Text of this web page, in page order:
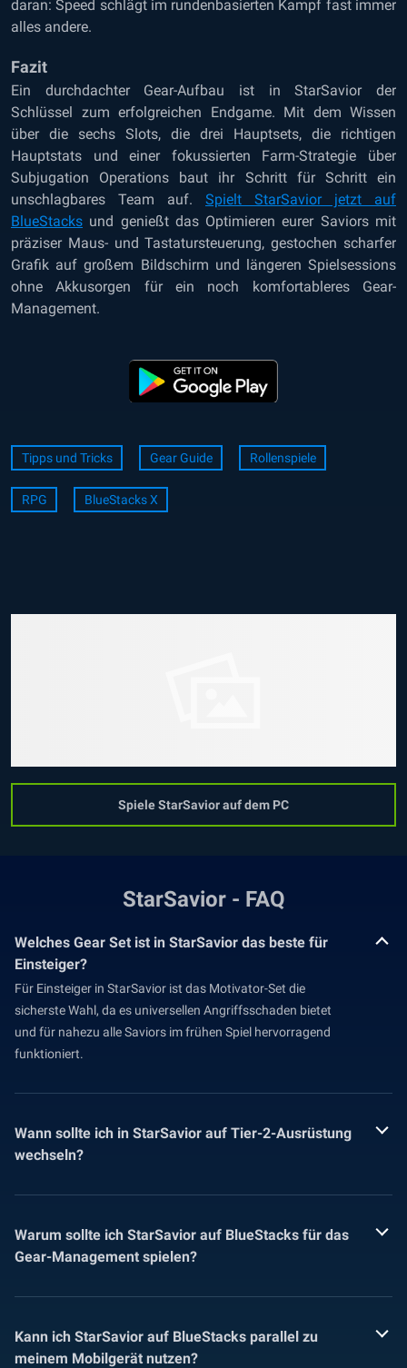
daran: Speed schlägt im rundenbasierten Kampf fast immer
alles andere.
Fazit
Ein durchdachter Gear-Aufbau ist in StarSavior der
Schlüssel zum erfolgreichen Endgame. Mit dem Wissen
über die sechs Slots, die drei Hauptsets, die richtigen
Hauptstats und einer fokussierten Farm-Strategie über
Subjugation Operations baut ihr Schritt für Schritt ein
unschlagbares Team auf. Spielt StarSavior jetzt auf
BlueStacks und genießt das Optimieren eurer Saviors mit
präziser Maus- und Tastatursteuerung, gestochen scharfer
Grafik auf großem Bildschirm und längeren Spielsessions
ohne Akkusorgen für ein noch komfortableres Gear-
Management.
Tipps und Tricks Gear Guide Rollenspiele
RPG BlueStacks X
Spiele StarSavior auf dem PC
StarSavior - FAQ
Welches Gear Set ist in StarSavior das beste für
Einsteiger?
Für Einsteiger in StarSavior ist das Motivator-Set die
sicherste Wahl, da es universellen Angriffsschaden bietet
und für nahezu alle Saviors im frühen Spiel hervorragend
funktioniert.
Wann sollte ich in StarSavior auf Tier-2-Ausrüstung
wechseln?
Warum sollte ich StarSavior auf BlueStacks für das
Gear-Management spielen?
Kann ich StarSavior auf BlueStacks parallel zu
meinem Mobilgerät nutzen?